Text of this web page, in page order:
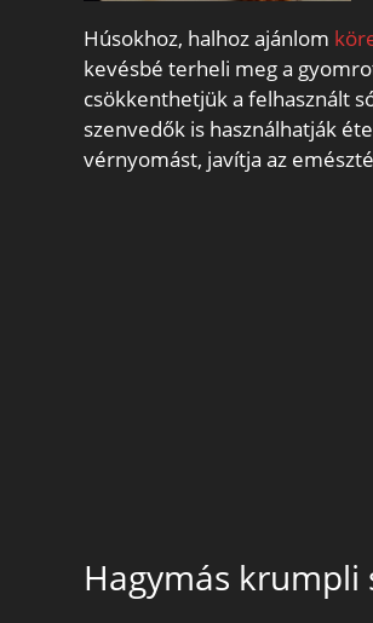
Húsokhoz, halhoz ajánlom
kevésbé terheli meg a
csökkenthetjük a felhasznált
szenvedők is használhatják
vérnyomást, javítja az
Hagymás krumpli